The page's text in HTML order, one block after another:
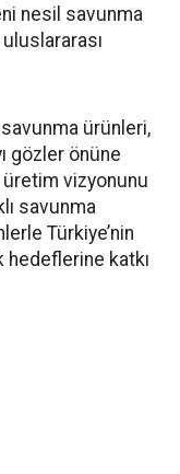
nesil savunma
ürünleri,
gözler önüne
vizyonunu
savunma
Türkiye’nin
hedeflerine katkı